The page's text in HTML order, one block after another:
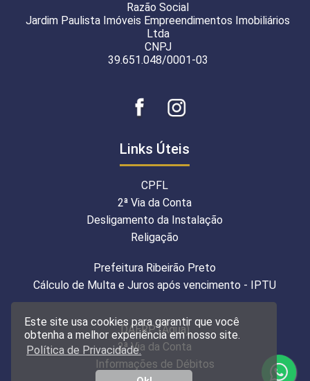
Este site usa cookies para garantir que você
obtenha a melhor experiência em nosso site.
Política de Privacidade.
Razão Social
Jardim Paulista Imóveis Empreendimentos Imobiliários
Ltda
CNPJ
39.651.048/0001-03
Links Úteis
CPFL
2ª Via da Conta
Desligamento da Instalação
Religação
Prefeitura Ribeirão Preto
Cálculo de Multa e Juros após vencimento - IPTU
DAERP (Água)
2ª Via da Conta
Informações de Débitos